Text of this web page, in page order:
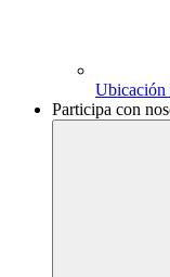
Ubicación
Participa con